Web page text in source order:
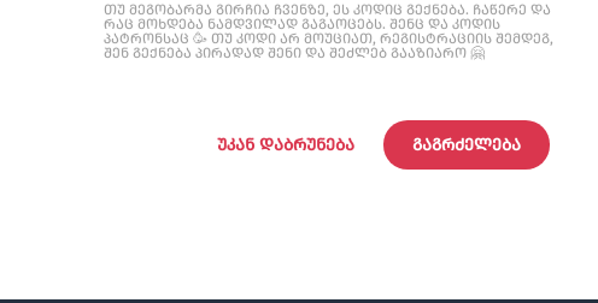
თუ მეგობარმა გირჩია ჩვენზე, ეს კოდიც გექნება. ჩაწერე და
რაც მოხდება ნამდვილად გაგაოცებს. შენც და კოდის
პატრონსაც 🥳 თუ კოდი არ მოუციათ, რეგისტრაციის შემდეგ,
შენ გექნება პირადად შენი და შეძლებ გააზიარო 🤗
ᲣᲙᲐᲜ ᲓᲐᲑᲠᲣᲜᲔᲑᲐ ᲒᲐᲒᲠᲫᲔᲚᲔᲑᲐ